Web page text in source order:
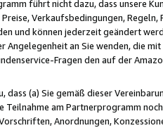
führt nicht dazu, dass unsere
Verkaufsbedingungen,
und können jederzeit geändert
Angelegenheit an Sie wenden, die
Fragen den auf der
dass (a) Sie gemäß dieser
Teilnahme am Partnerprogramm
Anordnungen,